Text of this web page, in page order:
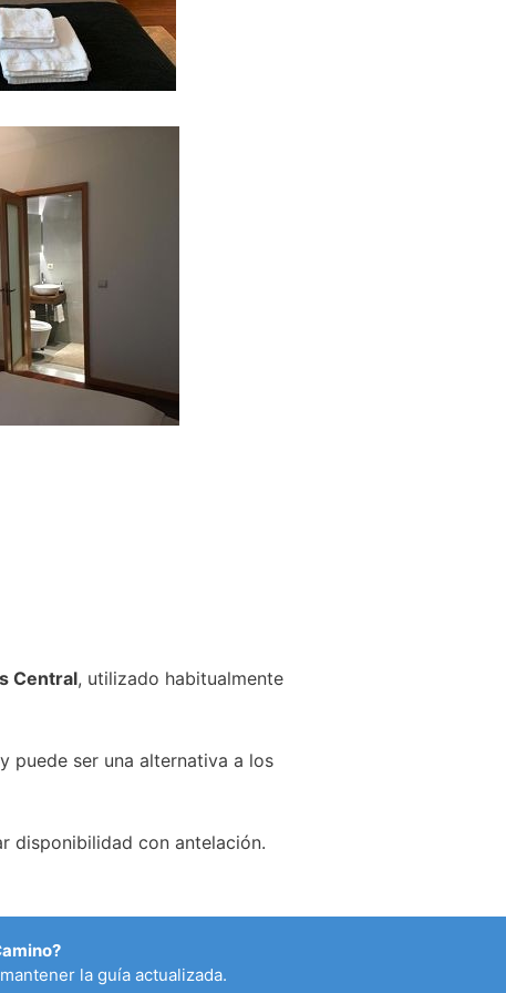
Central, utilizado habitualmente
puede ser una alternativa a los
disponibilidad con antelación.
la guía actualizada.